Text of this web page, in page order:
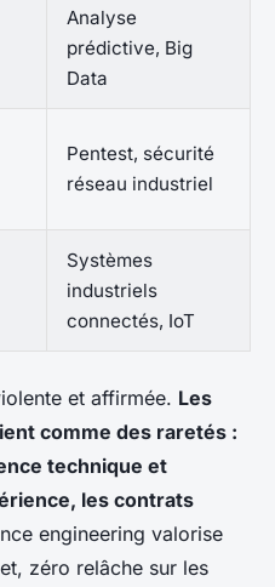
Analyse
prédictive, Big
Data
Pentest, sécurité
réseau industriel
Systèmes
industriels
connectés, IoT
et affirmée. Les
comme des raretés :
technique et
les contrats
engineering valorise
zéro relâche sur les